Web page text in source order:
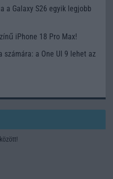
a Galaxy S26 egyik legjobb
iPhone 18 Pro Max!
számára: a One UI 9 lehet az